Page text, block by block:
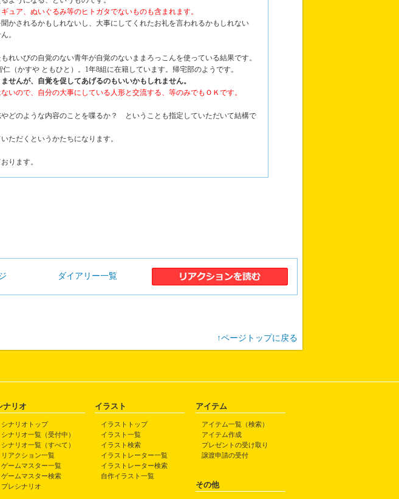
ギュア、ぬいぐるみ等のヒトガタでないものも含まれます。
かされるかもしれないし、大事にしてくれたお礼を言われるかもしれない
。
れいびの自覚のない青年が自覚のないままろっこんを使っている結果です。
（かすや ともひと）。1年8組に在籍しています。帰宅部のようです。
せんが、自覚を促してあげるのもいいかもしれません。
いので、自分の大事にしている人形と交流する、等のみでもＯＫです。
どのような内容のことを喋るか？ ということも指定していただいて結構で
ただくというかたちになります。
ります。
ダイアリー一覧
↑ページトップに戻る
ナリオ
シナリオトップ
シナリオ一覧（受付中）
シナリオ一覧（すべて）
リアクション一覧
ゲームマスター一覧
ゲームマスター検索
プレシナリオ
イラスト
イラストトップ
イラスト一覧
イラスト検索
イラストレーター一覧
イラストレーター検索
自作イラスト一覧
アイテム
アイテム一覧（検索）
アイテム作成
プレゼントの受け取り
譲渡申請の受付
その他